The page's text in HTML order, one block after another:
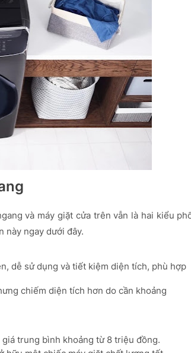
và máy giặt cửa trên vẫn là hai kiểu
này ngay dưới đây.
dễ sử dụng và tiết kiệm diện tích, phù hợp
chiếm diện tích hơn do cần khoảng
trung bình khoảng từ 8 triệu đồng.